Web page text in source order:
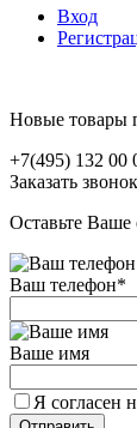
Вход
Новые товары
+7(495) 132 00
Заказать звонок
Оставьте
Ваш телефон*
Ваше имя
Я согласен